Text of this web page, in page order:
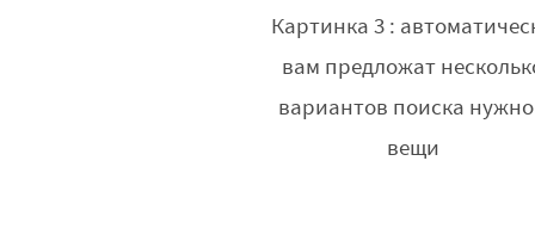
Картинка 3 :
вам предложат
вариантов поиска
вещи